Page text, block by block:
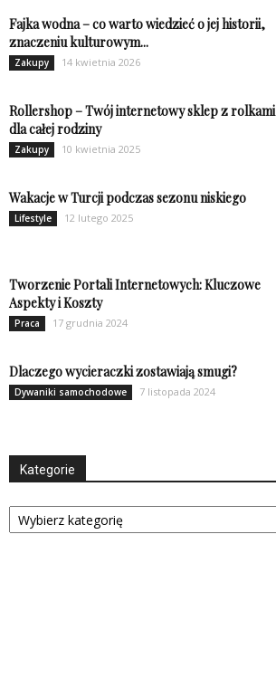
Fajka wodna – co warto wiedzieć o jej historii,
znaczeniu kulturowym...
Zakupy 14 kwietnia 2026
Rollershop – Twój internetowy sklep z rolkami
dla całej rodziny
Zakupy 10 kwietnia 2025
Wakacje w Turcji podczas sezonu niskiego
Lifestyle 12 lutego 2025
Tworzenie Portali Internetowych: Kluczowe
Aspekty i Koszty
Praca 17 grudnia 2024
Dlaczego wycieraczki zostawiają smugi?
Dywaniki samochodowe 7 listopada 2024
Kategorie
Kategorie